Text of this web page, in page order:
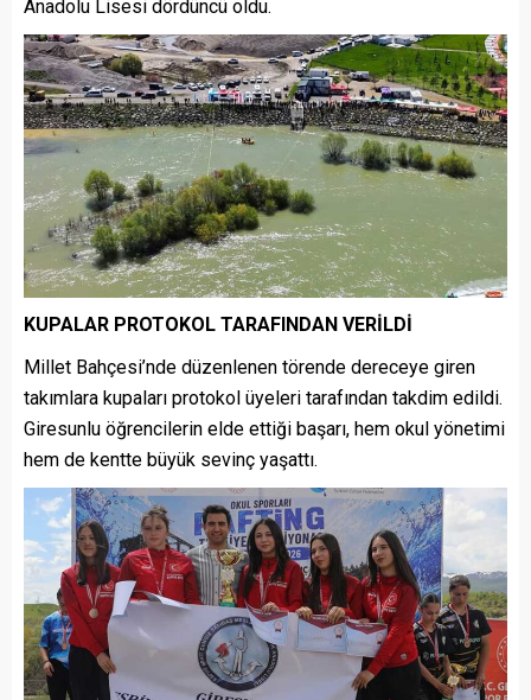
Anadolu Lisesi dördüncü oldu.
KUPALAR PROTOKOL TARAFINDAN VERİLDİ
Millet Bahçesi’nde düzenlenen törende dereceye giren
takımlara kupaları protokol üyeleri tarafından takdim edildi.
Giresunlu öğrencilerin elde ettiği başarı, hem okul yönetimi
hem de kentte büyük sevinç yaşattı.